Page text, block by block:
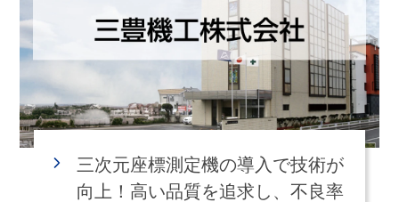
三次元座標測定機の導入で技術が
向上！高い品質を追求し、不良率